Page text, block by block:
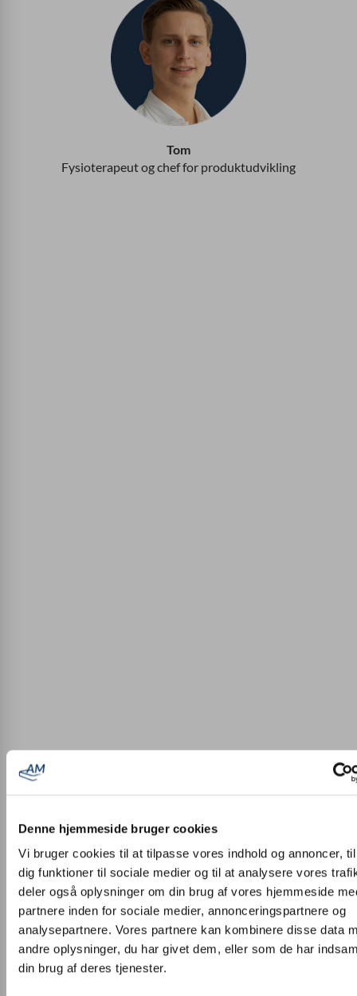
Denne hjemmeside bruger cookies
Vi bruger cookies til at tilpasse vores indhold og annoncer,
dig funktioner til sociale medier og til at analysere vores
deler også oplysninger om din brug af vores hjemmeside
partnere inden for sociale medier, annonceringspartnere og
analysepartnere. Vores partnere kan kombinere disse data
andre oplysninger, du har givet dem, eller som de har
din brug af deres tjenester.
Tom
Fysioterapeut og chef for produktudvikling